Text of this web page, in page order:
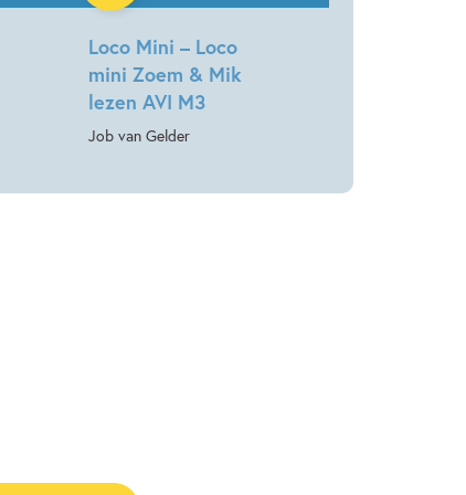
Loco Mini – Loco
mini Zoem & Mik
lezen AVI M3
Job van Gelder